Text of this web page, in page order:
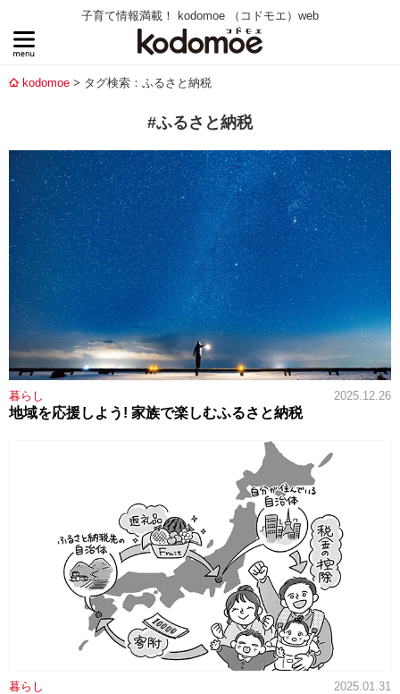
子育て情報満載！ kodomoe （コドモエ）web
kodomoe タグ検索：ふるさと納税
#ふるさと納税
暮らし 2025.12.26
地域を応援しよう! 家族で楽しむふるさと納税
暮らし 2025.01.31